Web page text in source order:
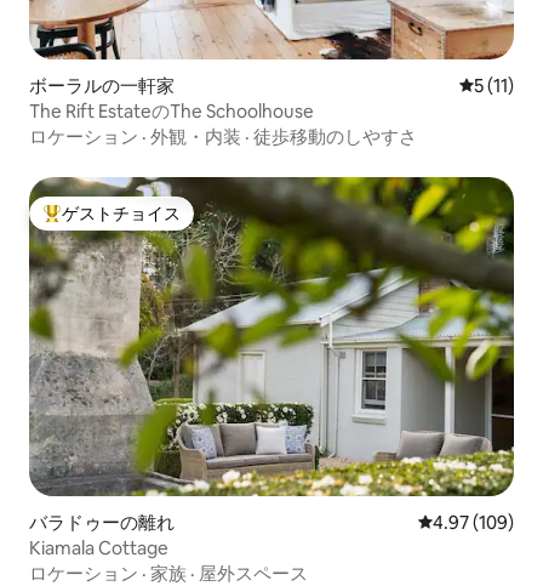
ボーラルの一軒家 レビュー
5 (11)
The Rift EstateのThe Schoolhouse
ロケーション · 外観・内装 · 徒歩移動のしやすさ
大好評のゲストチョイスです。
ゲストチョイス
バラドゥーの離れ レビュー109
4.97 (109)
Kiamala Cottage
ロケーション · 家族 · 屋外スペース